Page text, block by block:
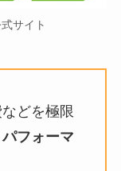
サイト
どを極限
フォーマ